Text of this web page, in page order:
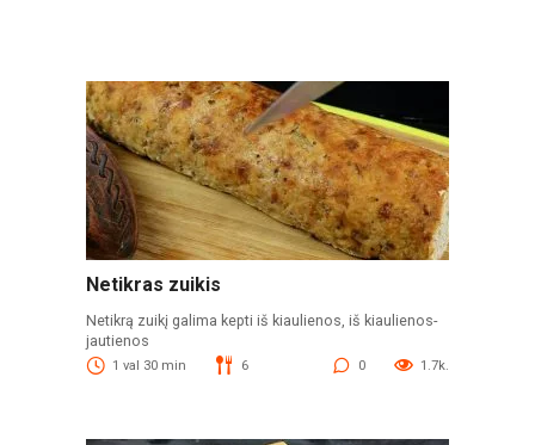
Netikras zuikis
Netikrą zuikį galima kepti iš kiaulienos, iš kiaulienos-
jautienos
1 val 30 min 6 0 1.7k.